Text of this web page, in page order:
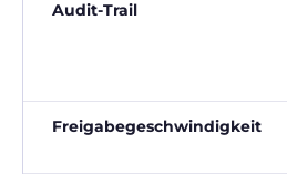
Audit-Trail
Freigabegeschwindigkeit